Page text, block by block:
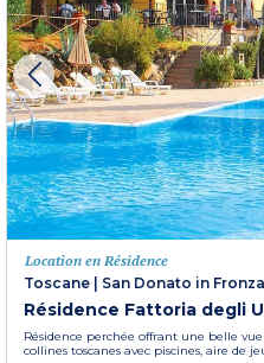
Location en Résidence
Toscane
San Donato in
Résidence Fattoria degli
Résidence perchée offrant une belle
collines toscanes avec piscines, aire de